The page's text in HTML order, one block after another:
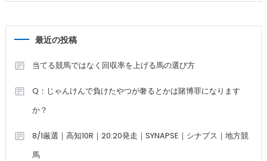
最近の投稿
当てる競馬ではなく回収率を上げる馬の選び方
Q：じゃんけんで負けたやつが奢るとかは賭博罪になります
か？
8/1厳選｜高知10R｜20:20発走｜SYNAPSE｜シナプス｜地方競
馬